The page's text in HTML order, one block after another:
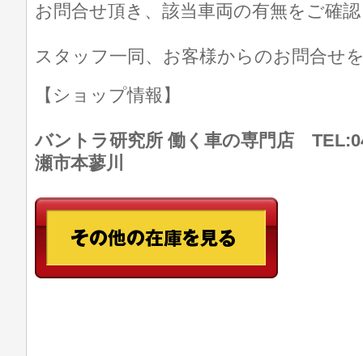
お問合せ頂き、該当車両の有無をご確
スタッフ一同、お客様からのお問合せ
【ショップ情報】
バントラ研究所 働く車の専門店
瀬市本蓼川